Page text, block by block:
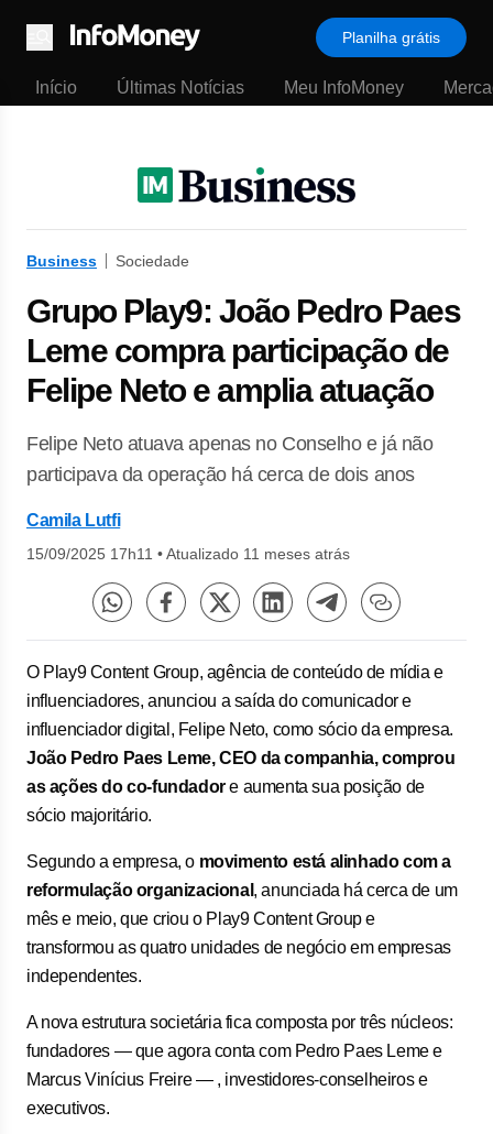
Menu
Planilha grátis
Início Últimas Notícias Meu InfoMoney
Business Sociedade
Grupo Play9: João Pedro Paes
Leme compra participação de
Felipe Neto e amplia atuação
Felipe Neto atuava apenas no Conselho e já não
participava da operação há cerca de dois anos
Camila Lutfi
15/09/2025 17h11 •Atualizado 11 meses atrás
O Play9 Content Group, agência de conteúdo de mídia e
influenciadores, anunciou a saída do comunicador e
influenciador digital, Felipe Neto, como sócio da empresa.
João Pedro Paes Leme, CEO da companhia, comprou
as ações do co-fundadore aumenta sua posição de
sócio majoritário.
Segundo a empresa, o movimento está alinhado com a
reformulação organizacional , anunciada há cerca de um
mês e meio, que criou o Play9 Content Group e
transformou as quatro unidades de negócio em empresas
independentes.
A nova estrutura societária fica composta por três núcleos:
fundadores — que agora conta com Pedro Paes Leme e
Marcus Vinícius Freire — , investidores-conselheiros e
executivos.